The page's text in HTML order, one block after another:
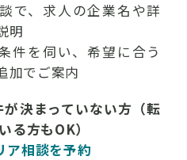
で、求人の企業名や詳
明
件を伺い、希望に合う
加でご案内
決まっていない方（転
る方もOK）
相談を予約